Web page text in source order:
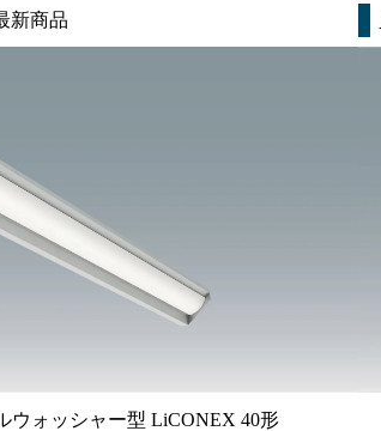
新商品
ウォッシャー型 LiCONEX 40形